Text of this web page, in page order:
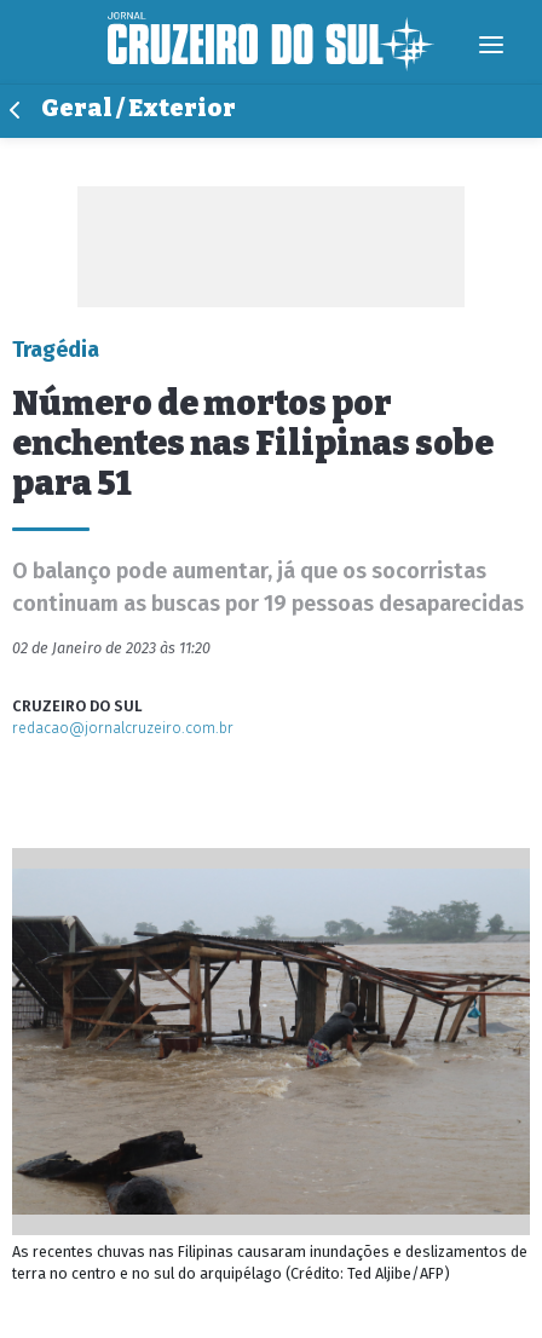
Geral / Exterior
Tragédia
Número de mortos por
enchentes nas Filipinas sobe
para 51
O balanço pode aumentar, já que os socorristas
continuam as buscas por 19 pessoas desaparecidas
02 de Janeiro de 2023 às 11:20
CRUZEIRO DO SUL
redacao@jornalcruzeiro.com.br
As recentes chuvas nas Filipinas causaram inundações e deslizamentos de
terra no centro e no sul do arquipélago (Crédito: Ted Aljibe/AFP)